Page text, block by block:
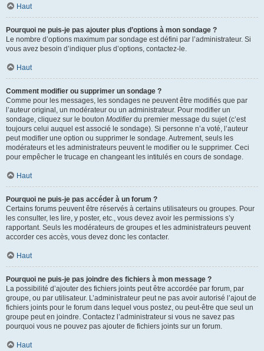
Haut
Pourquoi ne puis-je pas ajouter plus d’options à mon sondage ?
Le nombre d’options maximum par sondage est défini par l’administrateur. Si
vous avez besoin d’indiquer plus d’options, contactez-le.
Haut
Comment modifier ou supprimer un sondage ?
Comme pour les messages, les sondages ne peuvent être modifiés que par
l’auteur original, un modérateur ou un administrateur. Pour modifier un
sondage, cliquez sur le bouton Modifierdu premier message du sujet (c’est
toujours celui auquel est associé le sondage). Si personne n’a voté, l’auteur
peut modifier une option ou supprimer le sondage. Autrement, seuls les
modérateurs et les administrateurs peuvent le modifier ou le supprimer. Ceci
pour empêcher le trucage en changeant les intitulés en cours de sondage.
Haut
Pourquoi ne puis-je pas accéder à un forum ?
Certains forums peuvent être réservés à certains utilisateurs ou groupes. Pour
les consulter, les lire, y poster, etc., vous devez avoir les permissions s’y
rapportant. Seuls les modérateurs de groupes et les administrateurs peuvent
accorder ces accès, vous devez donc les contacter.
Haut
Pourquoi ne puis-je pas joindre des fichiers à mon message ?
La possibilité d’ajouter des fichiers joints peut être accordée par forum, par
groupe, ou par utilisateur. L’administrateur peut ne pas avoir autorisé l’ajout de
fichiers joints pour le forum dans lequel vous postez, ou peut-être que seul un
groupe peut en joindre. Contactez l’administrateur si vous ne savez pas
pourquoi vous ne pouvez pas ajouter de fichiers joints sur un forum.
Haut